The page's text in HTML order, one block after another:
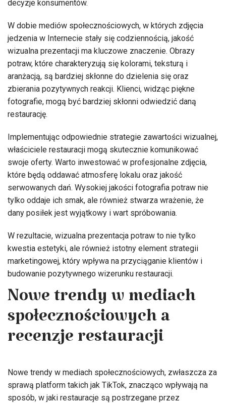
decyzje konsumentów.
W dobie mediów społecznościowych, w których zdjęcia
jedzenia w Internecie stały się codziennością, jakość
wizualna prezentacji ma kluczowe znaczenie. Obrazy
potraw, które charakteryzują się kolorami, teksturą i
aranżacją, są bardziej skłonne do dzielenia się oraz
zbierania pozytywnych reakcji. Klienci, widząc piękne
fotografie, mogą być bardziej skłonni odwiedzić daną
restaurację.
Implementując odpowiednie strategie zawartości wizualnej,
właściciele restauracji mogą skutecznie komunikować
swoje oferty. Warto inwestować w profesjonalne zdjęcia,
które będą oddawać atmosferę lokalu oraz jakość
serwowanych dań. Wysokiej jakości fotografia potraw nie
tylko oddaje ich smak, ale również stwarza wrażenie, że
dany posiłek jest wyjątkowy i wart spróbowania.
W rezultacie, wizualna prezentacja potraw to nie tylko
kwestia estetyki, ale również istotny element strategii
marketingowej, który wpływa na przyciąganie klientów i
budowanie pozytywnego wizerunku restauracji.
Nowe trendy w mediach
społecznościowych a
recenzje restauracji
Nowe trendy w mediach społecznościowych, zwłaszcza za
sprawą platform takich jak TikTok, znacząco wpływają na
sposób, w jaki restauracje są postrzegane przez